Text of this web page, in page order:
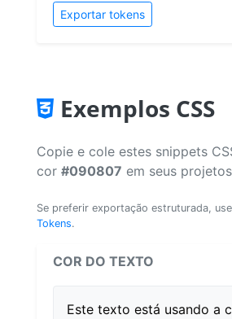
Exportar tokens
Exemplos CSS
Copie e cole estes snippets
cor #090807 em seus
Se preferir exportação estruturada,
Tokens.
COR DO TEXTO
Este texto está usando a